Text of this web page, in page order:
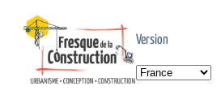
contenu
Version
Choisir